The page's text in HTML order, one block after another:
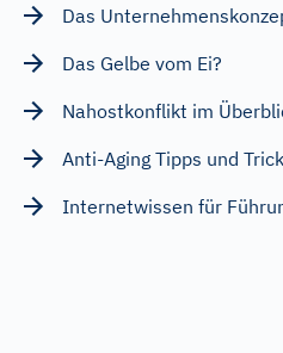
Das
Das Gelbe vom Ei?
Nahostkonflikt im
Anti-Aging Tipps und
Internetwissen für